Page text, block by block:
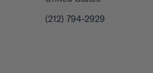
(212) 794-2929